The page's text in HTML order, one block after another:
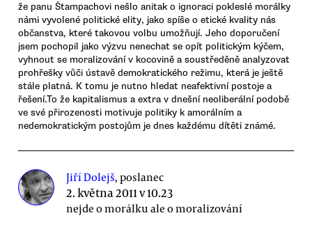
že panu Štampachovi nešlo anitak o ignoraci pokleslé morálky
námi vyvolené politické elity, jako spíše o etické kvality nás
občanstva, které takovou volbu umožňují. Jeho doporučení
jsem pochopil jako výzvu nenechat se opít politickým kýčem,
vyhnout se moralizování v kocovině a soustředěně analyzovat
prohřešky vůči ústavě demokratického režimu, která je ještě
stále platná. K tomu je nutno hledat neafektivní postoje a
řešení.To že kapitalismus a extra v dnešní neoliberální podobě
ve své přirozenosti motivuje politiky k amorálním a
nedemokratickým postojům je dnes každému dítěti známé.
Jiří Dolejš, poslanec
2. května 2011 v 10.23
nejde o morálku ale o moralizování